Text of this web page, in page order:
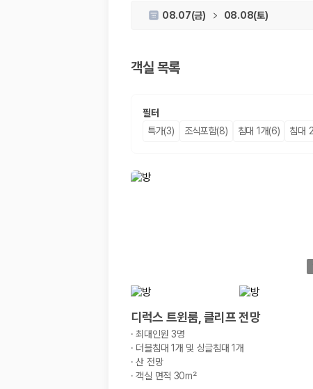
제주렌트카 최저가는 차량 기본요금만으로 판단하기 어렵습니다. 보험
완전자차와 슈퍼자차는 업체별 보장 범위가 다를 수 있습니다. 카모아에
제주 렌트카는 차량 인수 위치와 셔틀 편의성에 따라 실제 이용 만족도가
혼자 또는 2인 여행에 적합하며 제주 렌트카 최저가를 찾는 사용자
가족 여행, 짐이 많은 여행, 장거리 이동에 적합하며 보험 조건과 차
단체 여행이나 4인 이상 가족 여행에 적합하며 인원수, 짐 공간, 보
제주렌트카 보험까지 비교해야 진짜 가격비교입니
동일한 차량이라도 보험 조건에 따라 실제 부담 금액이 달라질 수 있습니
사고 발생 시 일정 금액의 면책금이 발생할 수 있습니다.
보상 한도 내에서 면책금 부담이 줄어드는 보험 조건입니다.
08.07(금) 08.08(토)
객실 목록
필터
특가(3)
조식포함(8) 침대 1개(6) 침대
디럭스 트윈룸, 클리프 전망
·최대인원 3명
· 더블침대 1개 및 싱글침대 1개
·산 전망
·객실 면적 30m²